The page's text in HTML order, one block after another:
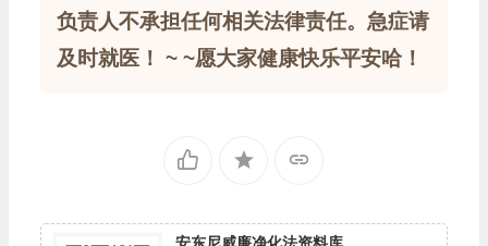
负责人不承担任何相关法律责任。急症请
及时就医！ ~ ~愿大家健康快乐平安哈！